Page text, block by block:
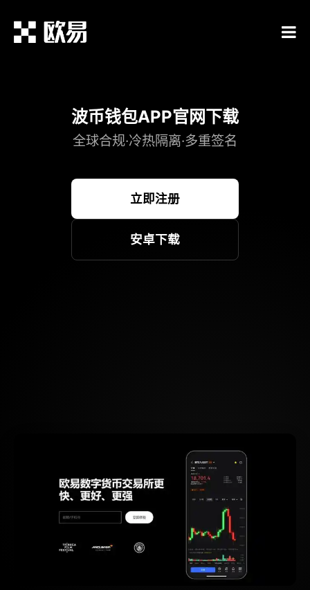
波币钱包APP官网下载
全球合规·冷热隔离·多重签名
立即注册
安卓下载